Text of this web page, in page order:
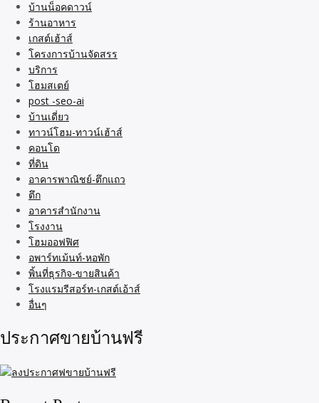
บ้านน็อคดาวน์
ร้านอาหาร
เกสต์เฮ้าส์
โครงการบ้านจัดสรร
บริการ
โฮมสเตย์
post -seo-ai
บ้านเดี่ยว
ทาวน์โฮม-ทาวน์เฮ้าส์
คอนโด
ที่ดิน
อาคารพาณิชย์-ตึกแถว
ตึก
อาคารสำนักงาน
โรงงาน
โฮมออฟฟิศ
อพาร์ทเม้นท์-หอพัก
พิ้นที่ธุรกิจ-ขายสินค้า
โรงแรมรีสอร์ท-เกสต์เอ้าส์
อื่นๆ
ประกาศขายบ้านฟรี